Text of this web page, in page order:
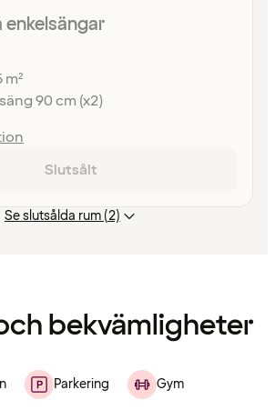
90 cm (x2)
Slutsålt
Se slutsålda rum (2)
bekvämligheter
Parkering Gym